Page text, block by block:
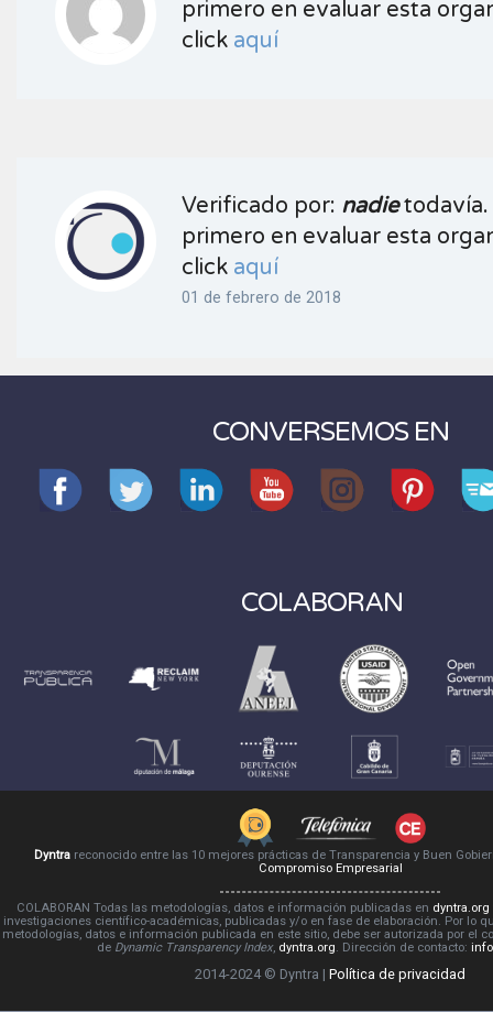
primero en evaluar esta
click aquí
Verificado por: nadietodavía.
primero en evaluar esta
click aquí
01 de febrero de 2018
CONVERSEMOS EN
COLABORAN
Dyntrareconocido entre las 10 mejores prácticas de Transparencia y Buen
Compromiso Empresarial
COLABORAN Todas las metodologías, datos e información publicadas en dyntra.org
investigaciones científico-académicas, publicadas y/o en fase de elaboración. Por lo
metodologías, datos e información publicada en este sitio, debe ser autorizada por el
de Dynamic Transparency Index, dyntra.org. Dirección de contacto:
2014-2024 © Dyntra | Política de privacidad